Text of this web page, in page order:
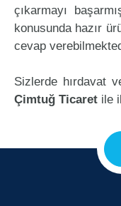
çıkarmayı
konusunda hazır
cevap
Sizlerde hırdavat
Çimtuğ Ticaret ile